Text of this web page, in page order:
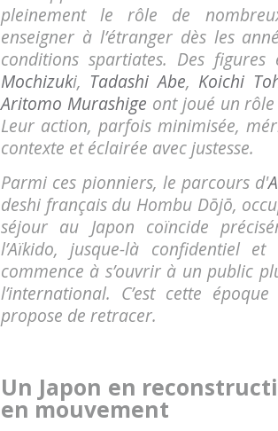
pleinement le rôle de
enseigner à l’étranger dès les
conditions spartiates. Des
Mochizuki, Tadashi Abe, Koichi
Aritomo Murashige ont joué un
Leur action, parfois minimisée,
contexte et éclairée avec justesse.
Parmi ces pionniers, le parcours d'
deshi français du Hombu Dōjō,
séjour au Japon coïncide
l’Aïkido, jusque-là confidentiel
commence à s’ouvrir à un public
l’international. C’est cette
propose de retracer.
Un Japon en
en mouvement